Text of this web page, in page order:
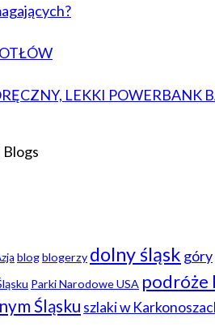
LEKKI POWERBANK
blogblogerzy dolny śląsk góry
Parki Narodowe USA podróże
Śląsku szlaki w